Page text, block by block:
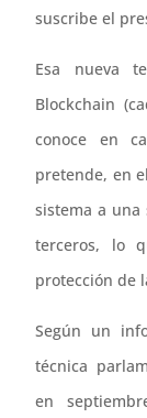
suscribe el
Esa nueva
Blockchain
conoce en
pretende, en
sistema a
terceros, lo
protección de
Según un
técnica
en